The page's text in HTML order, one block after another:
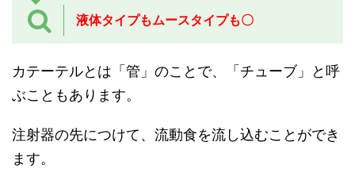
液体タイプもムースタイプも〇
カテーテルとは「管」のことで、「チューブ」と呼
ぶこともあります。
注射器の先につけて、流動食を流し込むことができ
ます。